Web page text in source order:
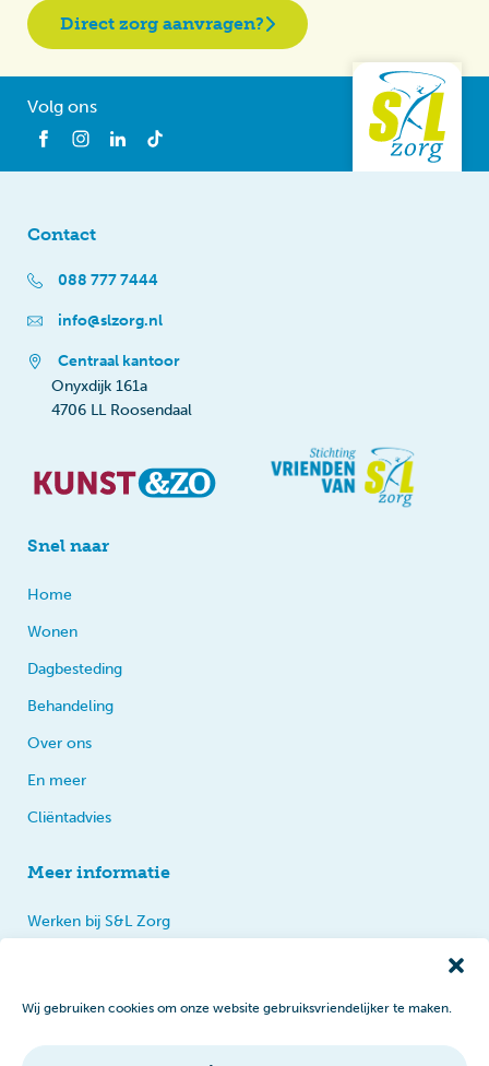
Wij gebruiken cookies om onze website gebruiksvriendelijker te maken.
Direct zorg aanvragen?
Volg ons
Contact
088 777 7444
info@slzorg.nl
Centraal kantoor
Onyxdijk 161a
4706 LL Roosendaal
Snel naar
Home
Wonen
Dagbesteding
Behandeling
Over ons
En meer
Cliëntadvies
Meer informatie
Werken bij S&L Zorg